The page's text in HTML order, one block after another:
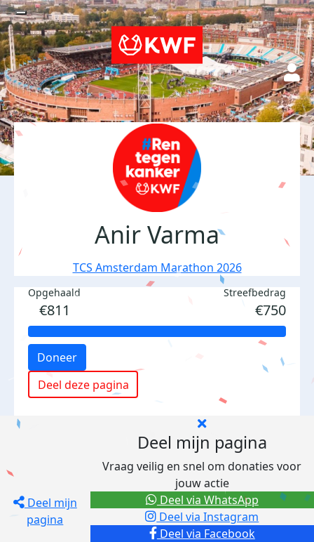
Anir Varma
TCS Amsterdam Marathon 2026
Opgehaald
€811
Streefbedrag
€750
Doneer
Deel deze pagina
Deel mijn
pagina
Deel mijn pagina
Vraag veilig en snel om donaties voor
jouw actie
Deel via Facebook
Deel via Instagram
Deel via WhatsApp